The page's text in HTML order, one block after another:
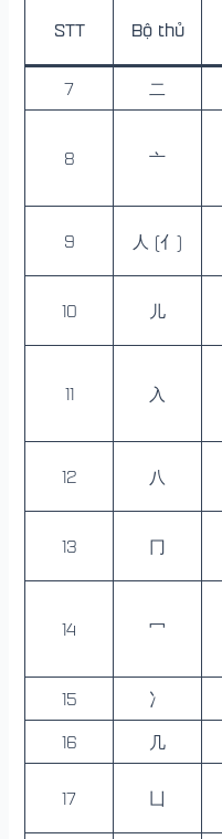
STT Bộ thủ
7 二
8 亠
9 人 (亻)
10 儿
11 入
12 八
13 冂
14 冖
15
冫
16
几
17 凵